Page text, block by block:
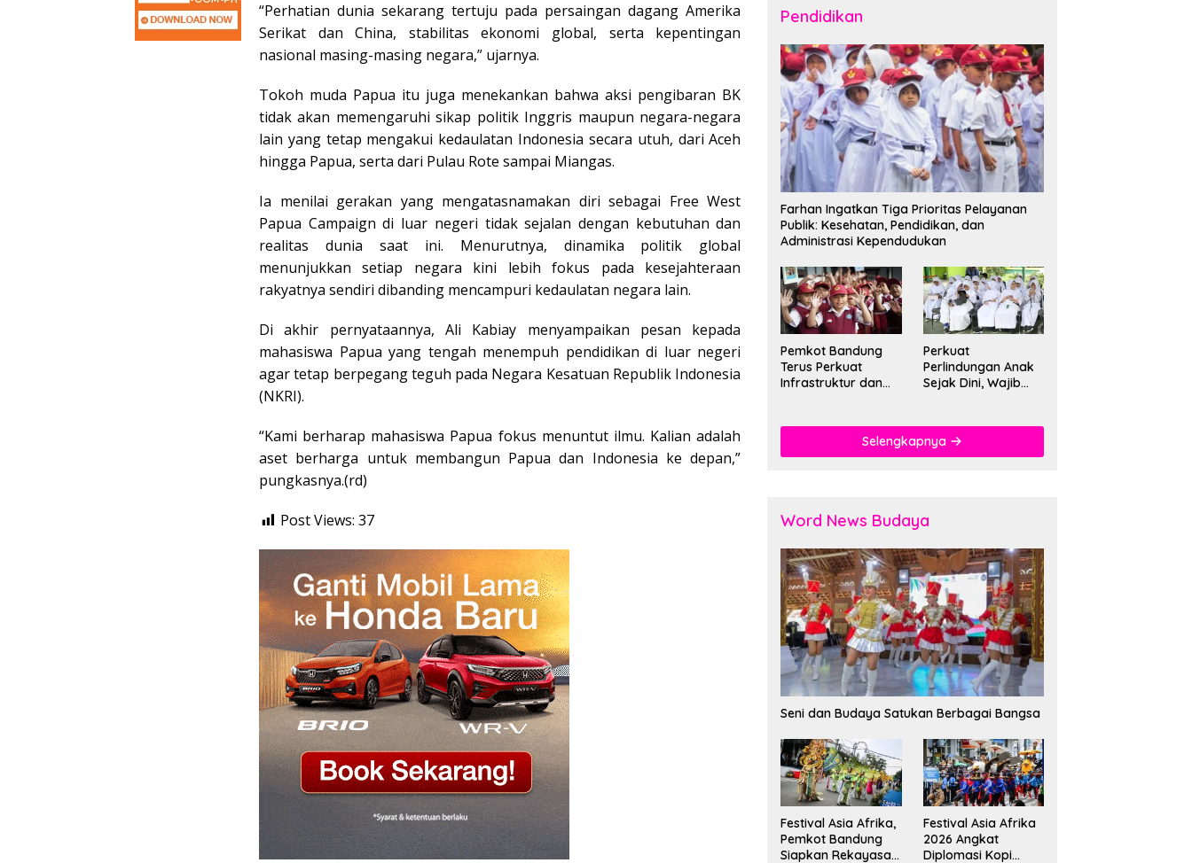
“Perhatian dunia sekarang tertuju pada persaingan dagang Amerika
Serikat dan China, stabilitas ekonomi global, serta kepentingan
nasional masing-masing negara,” ujarnya.
Tokoh muda Papua itu juga menekankan bahwa aksi pengibaran BK
tidak akan memengaruhi sikap politik Inggris maupun negara-negara
lain yang tetap mengakui kedaulatan Indonesia secara utuh, dari Aceh
hingga Papua, serta dari Pulau Rote sampai Miangas.
Ia menilai gerakan yang mengatasnamakan diri sebagai Free West
Papua Campaign di luar negeri tidak sejalan dengan kebutuhan dan
realitas dunia saat ini. Menurutnya, dinamika politik global
menunjukkan setiap negara kini lebih fokus pada kesejahteraan
rakyatnya sendiri dibanding mencampuri kedaulatan negara lain.
Di akhir pernyataannya, Ali Kabiay menyampaikan pesan kepada
mahasiswa Papua yang tengah menempuh pendidikan di luar negeri
agar tetap berpegang teguh pada Negara Kesatuan Republik Indonesia
(NKRI).
“Kami berharap mahasiswa Papua fokus menuntut ilmu. Kalian adalah
aset berharga untuk membangun Papua dan Indonesia ke depan,”
pungkasnya.(rd)
Post Views: 37
Talaud dan Sangihe
Pendidikan
Farhan Ingatkan Tiga Prioritas Pelayanan
Publik: Kesehatan, Pendidikan, dan
Administrasi Kependudukan
Pemkot Bandung
Terus Perkuat
Infrastruktur dan
Perkuat
Perlindungan Anak
Sejak Dini, Wajib
Kekerasan
Selengkapnya
Word News Budaya
Seni dan Budaya Satukan Berbagai Bangsa
Festival Asia Afrika,
Pemkot Bandung
Siapkan Rekayasa
Festival Asia Afrika
2026 Angkat
Diplomasi Kopi